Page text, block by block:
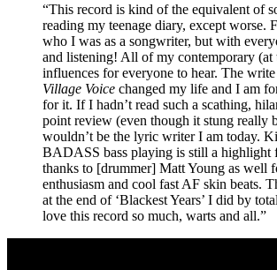
“This record is kind of the equivalent of
reading my teenage diary, except worse.
who I was as a songwriter, but with
and listening! All of my contemporary (at
influences for everyone to hear. The
Village Voice changed my life and I am
for it. If I hadn’t read such a scathing,
point review (even though it stung really
wouldn’t be the lyric writer I am today.
BADASS bass playing is still a highlight
thanks to [drummer] Matt Young as well
enthusiasm and cool fast AF skin beats.
at the end of ‘Blackest Years’ I did by
love this record so much, warts and all.”